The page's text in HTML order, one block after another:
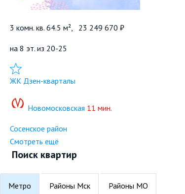
3 комн. кв. 64.5 м², 23 249 670 ₽
на 8 эт. из 20-25
Добавить в избранное
ЖК Дзен-кварталы
Новомосковская 11 мин.
Сосенское район
Смотреть ещё
Поиск квартир
Метро Районы Мск Районы МО